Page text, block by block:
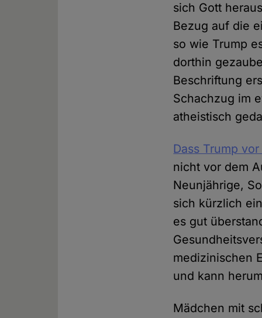
sich Gott
Bezug auf die
so wie Trump
dorthin
Beschriftung
Schachzug im
atheistisch
Dass Trump
nicht vor dem
Neunjährige,
sich kürzlich
es gut
medizinischen
und kann
Mädchen mit